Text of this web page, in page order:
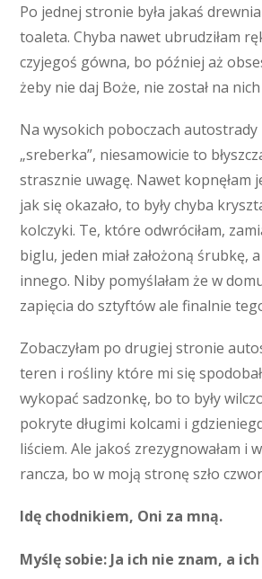
Po jednej stronie była jakaś
toaleta. Chyba nawet ubrudziłam
czyjegoś gówna, bo później aż
żeby nie daj Boże, nie został na
Na wysokich poboczach autostrady
„sreberka”, niesamowicie to
strasznie uwagę. Nawet kopnęłam
jak się okazało, to były chyba
kolczyki. Te, które odwróciłam,
biglu, jeden miał założoną śrubkę,
innego. Niby pomyślałam że w
zapięcia do sztyftów ale finalnie
Zobaczyłam po drugiej stronie
teren i rośliny które mi się
wykopać sadzonkę, bo to były
pokryte długimi kolcami i
liściem. Ale jakoś zrezygnowałam i
rancza, bo w moją stronę szło
Idę chodnikiem, Oni za mną.
Myślę sobie: Ja ich nie znam, a